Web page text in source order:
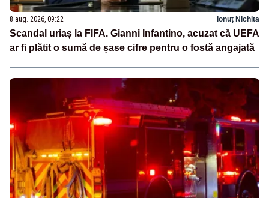
8 aug. 2026, 09:22 Ionuț Nichita
Scandal uriaș la FIFA. Gianni Infantino, acuzat că UEFA
ar fi plătit o sumă de șase cifre pentru o fostă angajată